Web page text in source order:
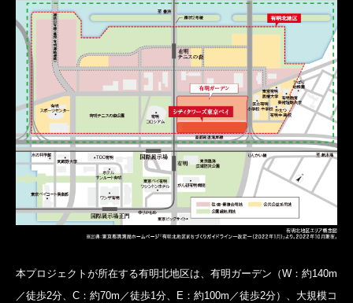
本プロジェクトが所在する有明北地区は、有明ガーデン（W：約140m
／徒歩2分、C：約70m／徒歩1分、E：約100m／徒歩2分）、大規模コ